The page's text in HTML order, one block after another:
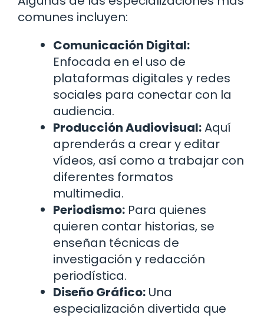
comunes incluyen:
Comunicación Digital:
Enfocada en el uso de
plataformas digitales y redes
sociales para conectar con la
audiencia.
Producción Audiovisual:Aquí
aprenderás a crear y editar
vídeos, así como a trabajar con
diferentes formatos
multimedia.
Periodismo: Para quienes
quieren contar historias, se
enseñan técnicas de
investigación y redacción
periodística.
Diseño Gráfico: Una
especialización divertida que